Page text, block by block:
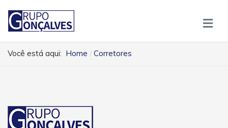
Você está aqui: Home Corretores